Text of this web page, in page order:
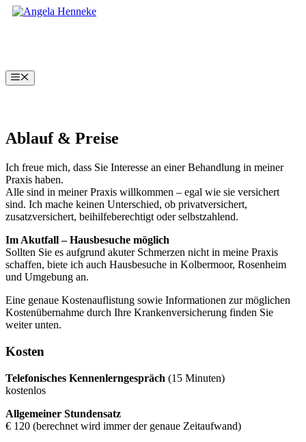
Zum
Zum
Menü
Ablauf & Preise
Ich freue mich, dass Sie Interesse an einer Behandlung in meiner
Praxis haben.
Alle sind in meiner Praxis willkommen – egal wie sie versichert
sind. Ich mache keinen Unterschied, ob privatversichert,
zusatzversichert, beihilfeberechtigt oder selbstzahlend.
Im Akutfall – Hausbesuche möglich
Sollten Sie es aufgrund akuter Schmerzen nicht in meine Praxis
schaffen, biete ich auch Hausbesuche in Kolbermoor, Rosenheim
und Umgebung an.
Eine genaue Kostenauflistung sowie Informationen zur möglichen
Kostenübernahme durch Ihre Krankenversicherung finden Sie
weiter unten.
Kosten
Telefonisches Kennenlerngespräch (15 Minuten)
kostenlos
Allgemeiner Stundensatz
€ 120 (berechnet wird immer der genaue Zeitaufwand)